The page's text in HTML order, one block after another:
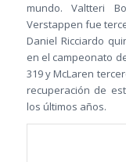
mundo. Valtteri
Verstappen fue
Daniel Ricciardo
en el campeonato
319 y McLaren
recuperación de
los últimos años.